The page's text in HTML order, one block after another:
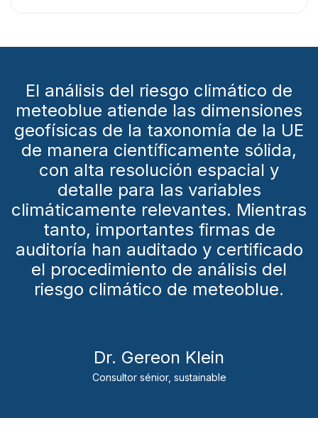
El análisis del riesgo climático de
meteoblue atiende las dimensiones
geofísicas de la taxonomía de la UE
de manera científicamente sólida,
con alta resolución espacial y
detalle para las variables
climáticamente relevantes. Mientras
tanto, importantes firmas de
auditoría han auditado y certificado
el procedimiento de análisis del
riesgo climático de meteoblue.
Dr. Gereon Klein
Consultor sénior, sustainable